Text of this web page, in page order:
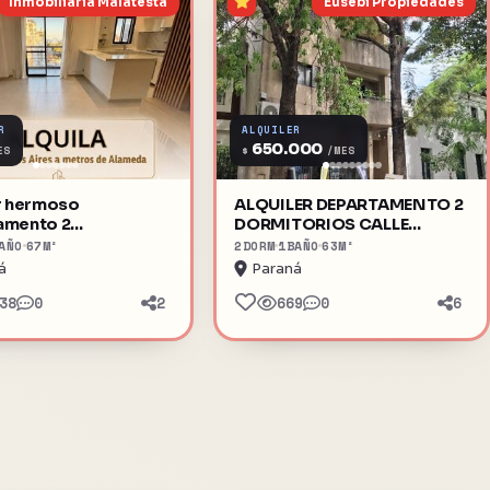
hermoso
2
calle
67M²
0 2
ALQUILER
$ 650.000 /MES
ALQUILER DEPARTAMENTO 2
DORMITORIOS CALLE
COLON 178
2DORM 1BAÑO63M²
Paraná
669 0 6